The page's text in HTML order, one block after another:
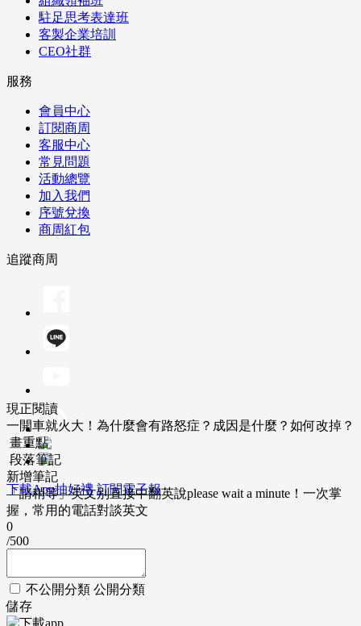
駐足思考表達班
客製企業培訓
CEO社群
服務
會員中心
訂閱商周
客服中心
常見問題
活動總覽
加入我們
序號兌換
商周紅包
追蹤商周
下載App抽好禮 訂閱電子報
現正閱讀
一開車就火大！為什麼會有路怒症？成因是什麼？如何改掉？
畫重點
段落筆記
新增筆記
「請稍等」英文別直接中翻英說please wait a minute！一次掌
握，常用的電話對談英文
0
/500
不公開分類 公開分類
儲存